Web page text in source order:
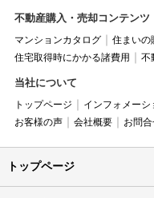
不動産購入・売却コンテンツ
マンションカタログ 住まいの
住宅取得時にかかる諸費用
不
当社について
トップページ インフォメーシ
お客様の声
会社概要 お問
トップページ